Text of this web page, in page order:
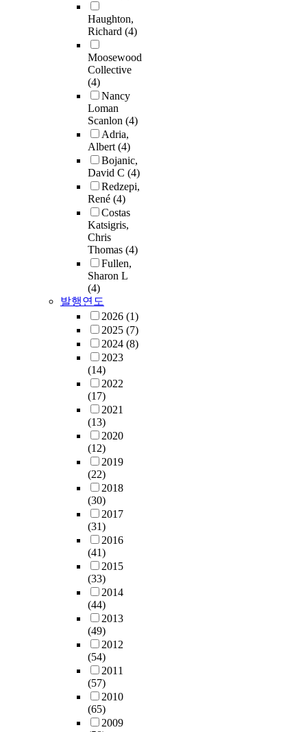
Haughton,
Richard (4)
Moosewood
Collective
(4)
Nancy
Loman
Scanlon (4)
Adria,
Albert(4)
Bojanic,
David C (4)
Redzepi,
René (4)
Costas
Katsigris,
Chris
Thomas (4)
Fullen,
Sharon L
(4)
발행연도
2026 (1)
2025 (7)
2024 (8)
2023
(14)
2022
(17)
2021
(13)
2020
(12)
2019
(22)
2018
(30)
2017
(31)
2016
(41)
2015
(33)
2014
(44)
2013
(49)
2012
(54)
2011
(57)
2010
(65)
2009